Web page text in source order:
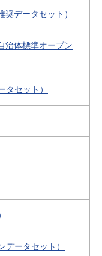
データセット）
治体標準オープン
タセット）
ータセット）